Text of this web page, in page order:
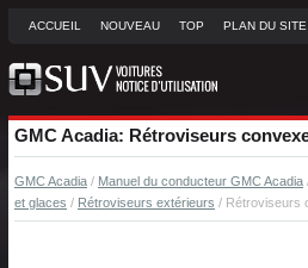
ACCUEIL NOUVEAU TOP PLAN DU SITE
GMC Acadia: Rétroviseurs
GMC Acadia / Manuel du conducteur GMC Acadia
et glaces / Rétroviseurs extérieurs / Rétroviseurs